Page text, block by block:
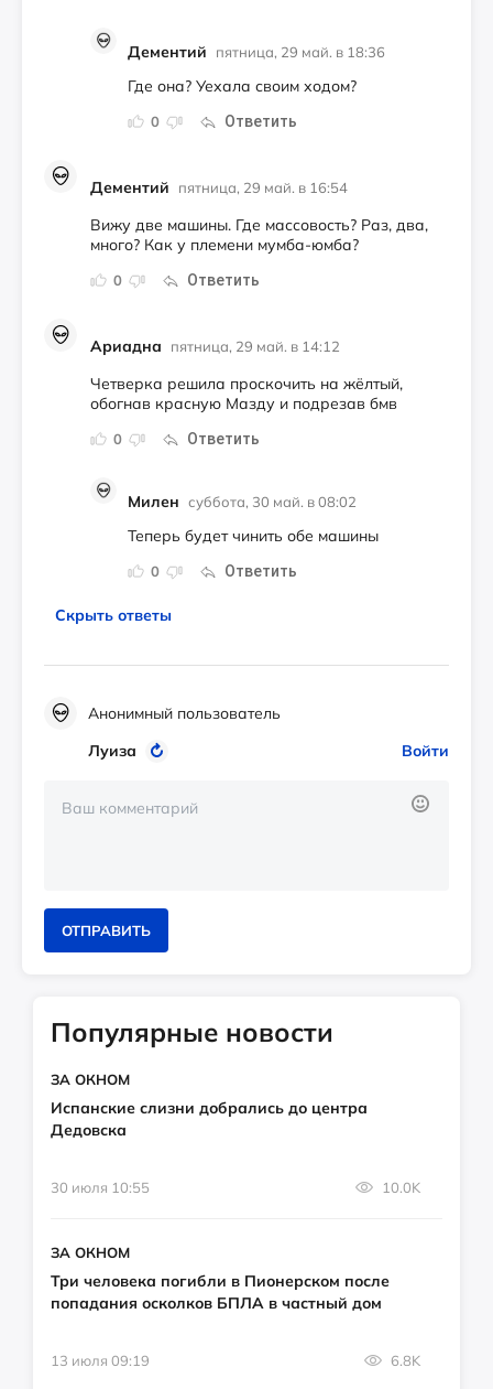
Дементий пятница, 29 май. в 18:36
0 Ответить
Где она? Уехала своим ходом?
Дементий пятница, 29 май. в 16:54
0 Ответить
Вижу две машины. Где массовость? Раз, два,
много? Как у племени мумба-юмба?
Ариадна пятница, 29 май. в 14:12
0 Ответить
Четверка решила проскочить на жёлтый,
обогнав красную Мазду и подрезав бмв
Милен суббота, 30 май. в 08:02
0 Ответить
Теперь будет чинить обе машины
Скрыть ответы
Анонимный пользователь
Луиза
Войти
ОТПРАВИТЬ
Популярные новости
ЗА ОКНОМ
Испанские слизни добрались до центра
Дедовска
30 июля 10:55 10.0K
ЗА ОКНОМ
Три человека погибли в Пионерском после
попадания осколков БПЛА в частный дом
13 июля 09:19 6.8K